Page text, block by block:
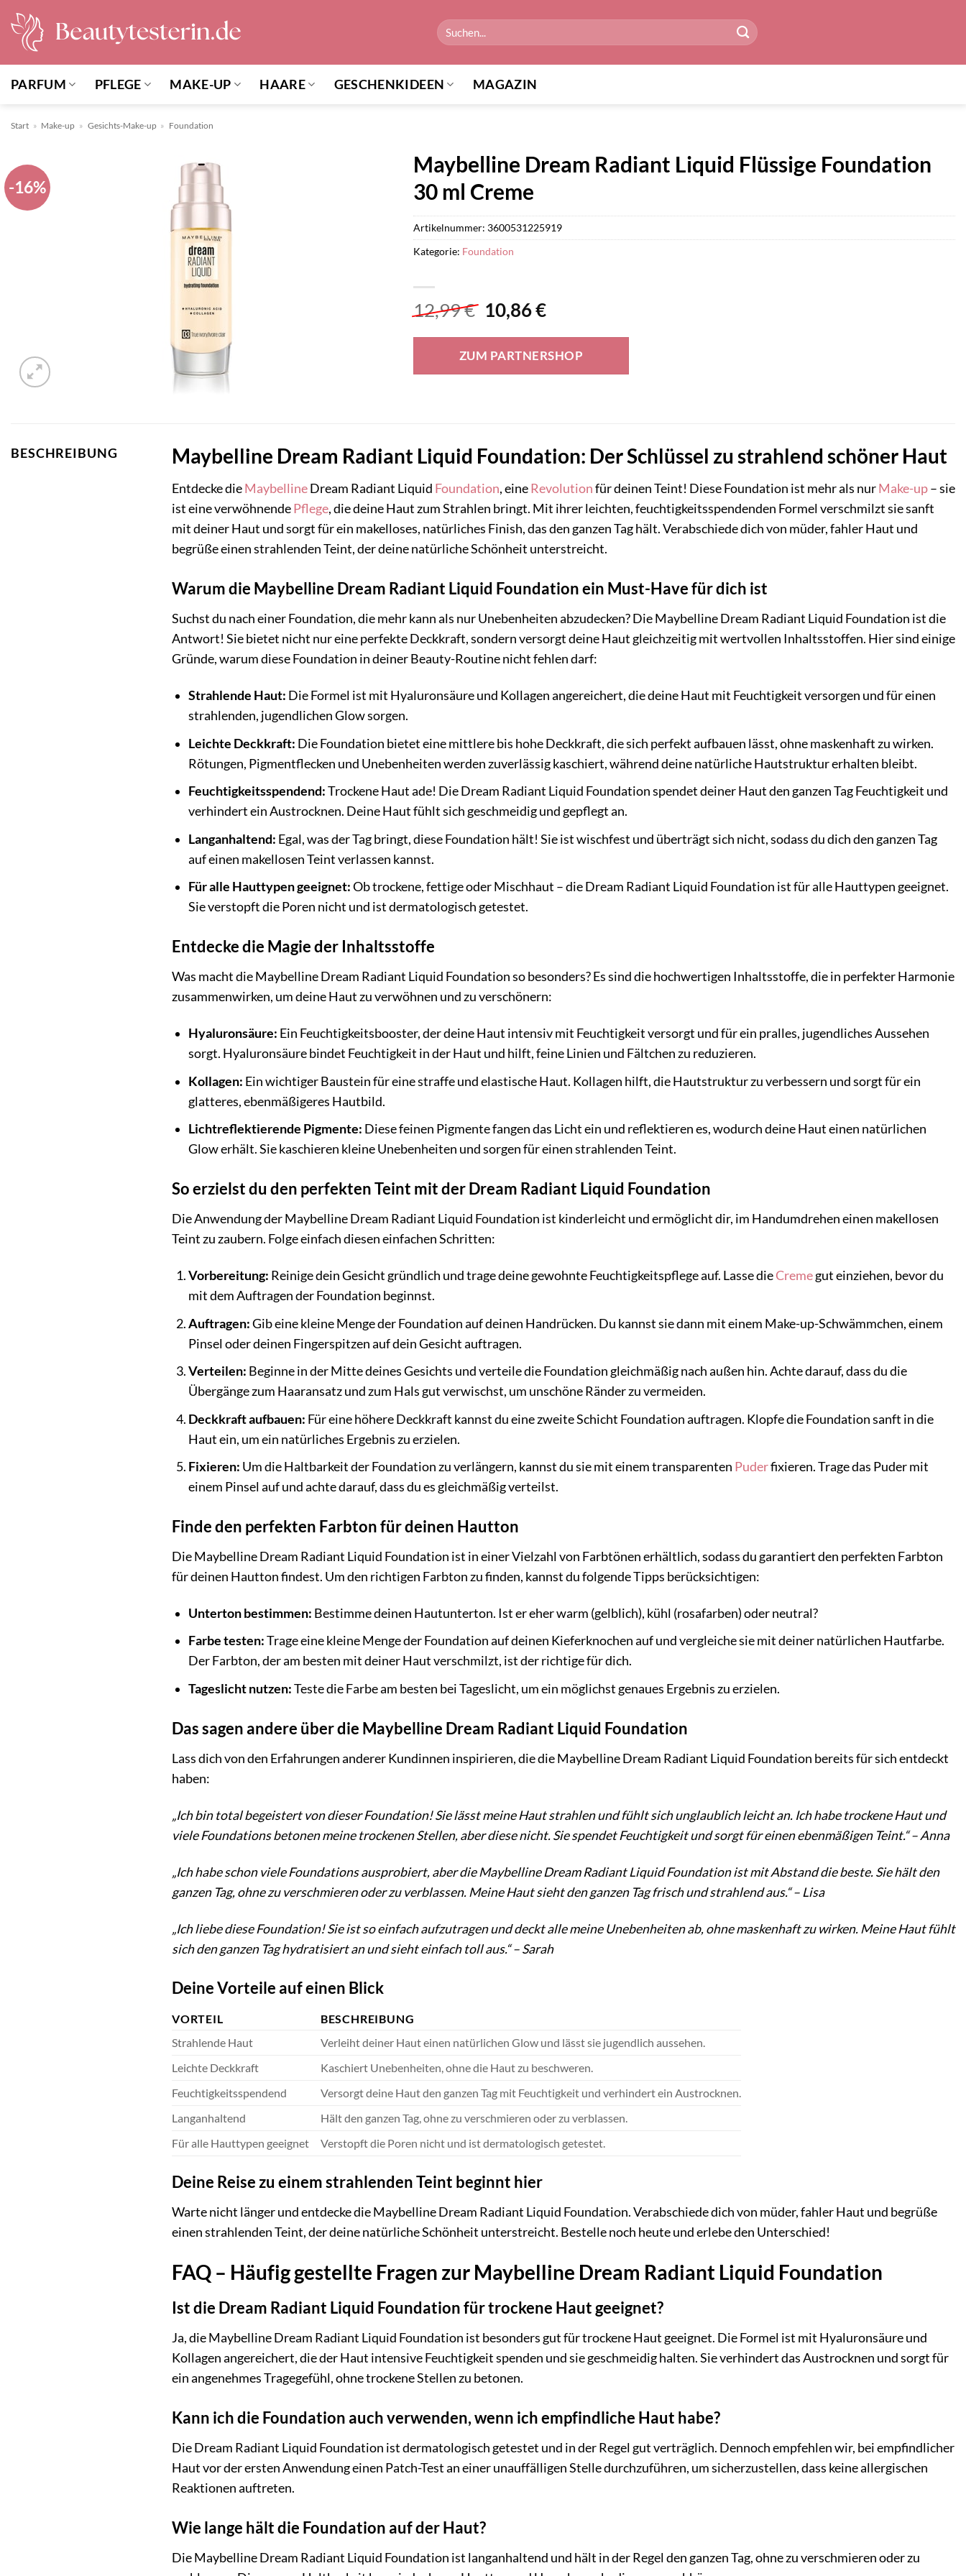
Inhalt
springen
Suchen
nach:
PARFUM PFLEGE MAKE-UP HAARE GESCHENKIDEEN MAGAZIN
Start » Make-up » Gesichts-Make-up » Foundation
-16%
Maybelline Dream Radiant Liquid Flüssige Foundation
30 ml Creme
12,99€ Ursprünglicher
war:
12,99 €
10,86€Aktueller
ist:
10,86 €.
ZUM PARTNERSHOP
Artikelnummer: 3600531225919
Kategorie: Foundation
BESCHREIBUNG Maybelline Dream Radiant Liquid Foundation: Der Schlüssel zu strahlend schöner Haut
Entdecke dieMaybellineDream Radiant Liquid Foundation, eineRevolutionfür deinen Teint! Diese Foundation ist mehr als nurMake-up– sie
ist eine verwöhnendePflege, die deine Haut zum Strahlen bringt. Mit ihrer leichten, feuchtigkeitsspendenden Formel verschmilzt sie sanft
mit deiner Haut und sorgt für ein makelloses, natürliches Finish, das den ganzen Tag hält. Verabschiede dich von müder, fahler Haut und
begrüße einen strahlenden Teint, der deine natürliche Schönheit unterstreicht.
Warum die Maybelline Dream Radiant Liquid Foundation ein Must-Have für dich ist
Suchst du nach einer Foundation, die mehr kann als nur Unebenheiten abzudecken? Die Maybelline Dream Radiant Liquid Foundation ist die
Antwort! Sie bietet nicht nur eine perfekte Deckkraft, sondern versorgt deine Haut gleichzeitig mit wertvollen Inhaltsstoffen. Hier sind einige
Gründe, warum diese Foundation in deiner Beauty-Routine nicht fehlen darf:
Strahlende Haut: Die Formel ist mit Hyaluronsäure und Kollagen angereichert, die deine Haut mit Feuchtigkeit versorgen und für einen
strahlenden, jugendlichen Glow sorgen.
Leichte Deckkraft: Die Foundation bietet eine mittlere bis hohe Deckkraft, die sich perfekt aufbauen lässt, ohne maskenhaft zu wirken.
Rötungen, Pigmentflecken und Unebenheiten werden zuverlässig kaschiert, während deine natürliche Hautstruktur erhalten bleibt.
Feuchtigkeitsspendend:Trockene Haut ade! Die Dream Radiant Liquid Foundation spendet deiner Haut den ganzen Tag Feuchtigkeit und
verhindert ein Austrocknen. Deine Haut fühlt sich geschmeidig und gepflegt an.
Langanhaltend: Egal, was der Tag bringt, diese Foundation hält! Sie ist wischfest und überträgt sich nicht, sodass du dich den ganzen Tag
auf einen makellosen Teint verlassen kannst.
Für alle Hauttypen geeignet:Ob trockene, fettige oder Mischhaut – die Dream Radiant Liquid Foundation ist für alle Hauttypen geeignet.
Sie verstopft die Poren nicht und ist dermatologisch getestet.
Entdecke die Magie der Inhaltsstoffe
Was macht die Maybelline Dream Radiant Liquid Foundation so besonders? Es sind die hochwertigen Inhaltsstoffe, die in perfekter Harmonie
zusammenwirken, um deine Haut zu verwöhnen und zu verschönern:
Hyaluronsäure: Ein Feuchtigkeitsbooster, der deine Haut intensiv mit Feuchtigkeit versorgt und für ein pralles, jugendliches Aussehen
sorgt. Hyaluronsäure bindet Feuchtigkeit in der Haut und hilft, feine Linien und Fältchen zu reduzieren.
Kollagen: Ein wichtiger Baustein für eine straffe und elastische Haut. Kollagen hilft, die Hautstruktur zu verbessern und sorgt für ein
glatteres, ebenmäßigeres Hautbild.
Lichtreflektierende Pigmente: Diese feinen Pigmente fangen das Licht ein und reflektieren es, wodurch deine Haut einen natürlichen
Glow erhält. Sie kaschieren kleine Unebenheiten und sorgen für einen strahlenden Teint.
So erzielst du den perfekten Teint mit der Dream Radiant Liquid Foundation
Die Anwendung der Maybelline Dream Radiant Liquid Foundation ist kinderleicht und ermöglicht dir, im Handumdrehen einen makellosen
Teint zu zaubern. Folge einfach diesen einfachen Schritten:
Vorbereitung: Reinige dein Gesicht gründlich und trage deine gewohnte Feuchtigkeitspflege auf. Lasse dieCremegut einziehen, bevor du
mit dem Auftragen der Foundation beginnst.
Auftragen:Gib eine kleine Menge der Foundation auf deinen Handrücken. Du kannst sie dann mit einem Make-up-Schwämmchen, einem
Pinsel oder deinen Fingerspitzen auf dein Gesicht auftragen.
Verteilen: Beginne in der Mitte deines Gesichts und verteile die Foundation gleichmäßig nach außen hin. Achte darauf, dass du die
Übergänge zum Haaransatz und zum Hals gut verwischst, um unschöne Ränder zu vermeiden.
Deckkraft aufbauen: Für eine höhere Deckkraft kannst du eine zweite Schicht Foundation auftragen. Klopfe die Foundation sanft in die
Haut ein, um ein natürliches Ergebnis zu erzielen.
Fixieren: Um die Haltbarkeit der Foundation zu verlängern, kannst du sie mit einem transparenten Puderfixieren. Trage das Puder mit
einem Pinsel auf und achte darauf, dass du es gleichmäßig verteilst.
Finde den perfekten Farbton für deinen Hautton
Die Maybelline Dream Radiant Liquid Foundation ist in einer Vielzahl von Farbtönen erhältlich, sodass du garantiert den perfekten Farbton
für deinen Hautton findest. Um den richtigen Farbton zu finden, kannst du folgende Tipps berücksichtigen:
Unterton bestimmen: Bestimme deinen Hautunterton. Ist er eher warm (gelblich), kühl (rosafarben) oder neutral?
Farbe testen:Trage eine kleine Menge der Foundation auf deinen Kieferknochen auf und vergleiche sie mit deiner natürlichen Hautfarbe.
Der Farbton, der am besten mit deiner Haut verschmilzt, ist der richtige für dich.
Tageslicht nutzen:Teste die Farbe am besten bei Tageslicht, um ein möglichst genaues Ergebnis zu erzielen.
Das sagen andere über die Maybelline Dream Radiant Liquid Foundation
Lass dich von den Erfahrungen anderer Kundinnen inspirieren, die die Maybelline Dream Radiant Liquid Foundation bereits für sich entdeckt
haben:
„Ich bin total begeistert von dieser Foundation! Sie lässt meine Haut strahlen und fühlt sich unglaublich leicht an. Ich habe trockene Haut und
viele Foundations betonen meine trockenen Stellen, aber diese nicht. Sie spendet Feuchtigkeit und sorgt für einen ebenmäßigen Teint.“ – Anna
„Ich habe schon viele Foundations ausprobiert, aber die Maybelline Dream Radiant Liquid Foundation ist mit Abstand die beste. Sie hält den
ganzen Tag, ohne zu verschmieren oder zu verblassen. Meine Haut sieht den ganzen Tag frisch und strahlend aus.“ – Lisa
„Ich liebe diese Foundation! Sie ist so einfach aufzutragen und deckt alle meine Unebenheiten ab, ohne maskenhaft zu wirken. Meine Haut fühlt
sich den ganzen Tag hydratisiert an und sieht einfach toll aus.“ – Sarah
Deine Vorteile auf einen Blick
VORTEIL
BESCHREIBUNG
Strahlende Haut
Verleiht deiner Haut einen natürlichen Glow und lässt sie jugendlich aussehen.
Leichte Deckkraft
Kaschiert Unebenheiten, ohne die Haut zu beschweren.
Feuchtigkeitsspendend
Versorgt deine Haut den ganzen Tag mit Feuchtigkeit und verhindert ein Austrocknen.
Langanhaltend
Hält den ganzen Tag, ohne zu verschmieren oder zu verblassen.
Für alle Hauttypen geeignet
Verstopft die Poren nicht und ist dermatologisch getestet.
Deine Reise zu einem strahlenden Teint beginnt hier
Warte nicht länger und entdecke die Maybelline Dream Radiant Liquid Foundation. Verabschiede dich von müder, fahler Haut und begrüße
einen strahlenden Teint, der deine natürliche Schönheit unterstreicht. Bestelle noch heute und erlebe den Unterschied!
FAQ – Häufig gestellte Fragen zur Maybelline Dream Radiant Liquid Foundation
Ist die Dream Radiant Liquid Foundation für trockene Haut geeignet?
Ja, die Maybelline Dream Radiant Liquid Foundation ist besonders gut für trockene Haut geeignet. Die Formel ist mit Hyaluronsäure und
Kollagen angereichert, die der Haut intensive Feuchtigkeit spenden und sie geschmeidig halten. Sie verhindert das Austrocknen und sorgt für
ein angenehmes Tragegefühl, ohne trockene Stellen zu betonen.
Kann ich die Foundation auch verwenden, wenn ich empfindliche Haut habe?
Die Dream Radiant Liquid Foundation ist dermatologisch getestet und in der Regel gut verträglich. Dennoch empfehlen wir, bei empfindlicher
Haut vor der ersten Anwendung einen Patch-Test an einer unauffälligen Stelle durchzuführen, um sicherzustellen, dass keine allergischen
Reaktionen auftreten.
Wie lange hält die Foundation auf der Haut?
Die Maybelline Dream Radiant Liquid Foundation ist langanhaltend und hält in der Regel den ganzen Tag, ohne zu verschmieren oder zu